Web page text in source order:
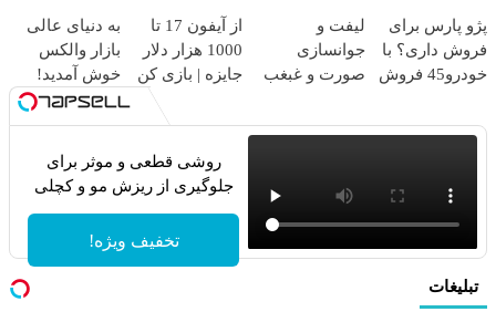
خدماتت رو
بفروش
فروشگاهت رو
ثبت کن
پژو پارس برای
فروش داری؟ با
خودرو45 فروش
لیفت و
جوانسازی
صورت و غبغب
دوران نقاهت ✨
از آیفون 17 تا
1000 هزار دلار
جایزه | بازی کن
بچرخون
به دنیای عالی
بازار والکس
خوش آمدید!
ترید را آغاز
کنید!
روشی قطعی و موثر برای
جلوگیری از ریزش مو و کچلی
تخفیف ویژه!
تبلیغات